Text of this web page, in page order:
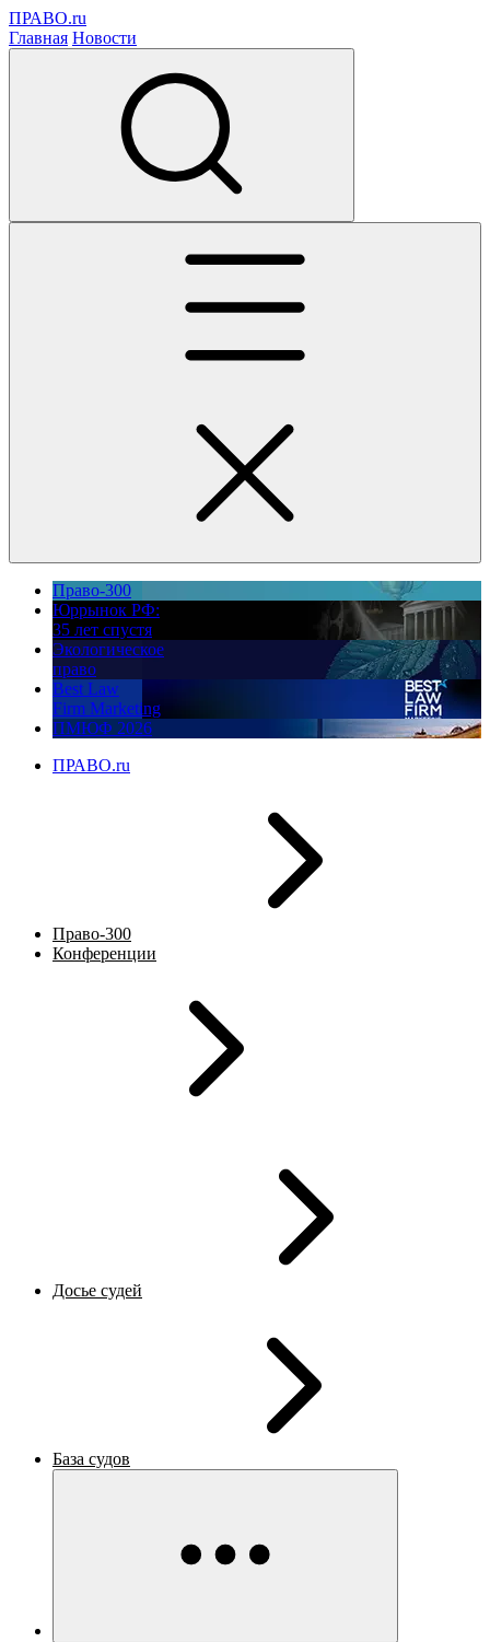
ПРАВО.ru
Главная Новости
Право-300
Юррынок РФ:
35 лет спустя
Экологическое
право
Best Law
Firm Marketing
ПМЮФ 2026
ПРАВО.ru
Право-300
Конференции
Досье судей
База судов